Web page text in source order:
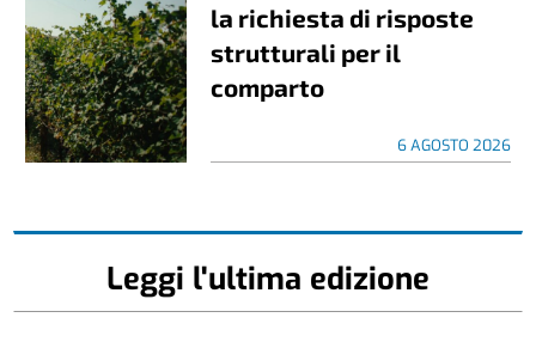
la richiesta di risposte
strutturali per il
comparto
6 AGOSTO 2026
Leggi l'ultima edizione